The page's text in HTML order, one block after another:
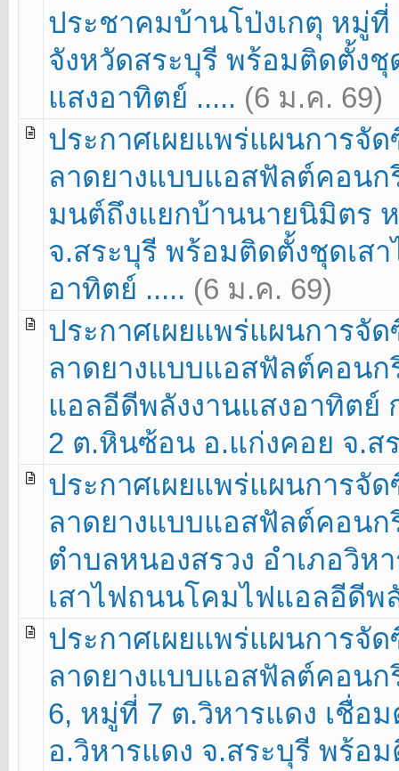
ประชาคมบ้านโป่งเกตุ หมู่
จังหวัดสระบุรี พร้อมติดตั้ง
แสงอาทิตย์ ..... (6 ม.ค. 69)
ประกาศเผยแพร่แผนการจั
ลาดยางแบบแอสฟัลต์คอนก
มนต์ถึงแยกบ้านนายนิมิตร
จ.สระบุรี พร้อมติดตั้งชุดเส
อาทิตย์ ..... (6 ม.ค. 69)
ประกาศเผยแพร่แผนการจั
ลาดยางแบบแอสฟัลต์คอน
แอลอีดีพลังงานแสงอาทิต
2 ต.หินซ้อน อ.แก่งคอย จ.ส
ประกาศเผยแพร่แผนการจั
ลาดยางแบบแอสฟัลต์คอนก
ตำบลหนองสรวง อำเภอวิห
เสาไฟถนนโคมไฟแอลอีดีพ
ประกาศเผยแพร่แผนการจั
ลาดยางแบบแอสฟัลต์คอน
6, หมู่ที่ 7 ต.วิหารแดง เชื่อ
อ.วิหารแดง จ.สระบุรี พร้อ